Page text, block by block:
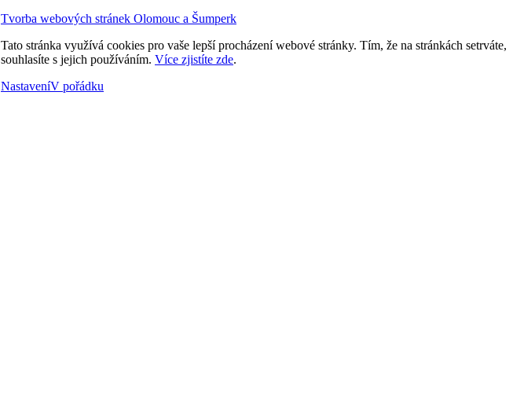
Tvorba webových stránek Olomouc a Šumperk
Tato stránka využívá cookies pro vaše lepší procházení webové stránky. Tím, že na stránkách setrváte,
souhlasíte s jejich používáním. Více zjistíte zde.
NastaveníV pořádku